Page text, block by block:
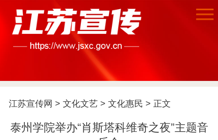
首页
江苏宣传网 > 文化文艺> 文化惠民 > 正文
泰州学院举办“肖斯塔科维奇之夜”主题音